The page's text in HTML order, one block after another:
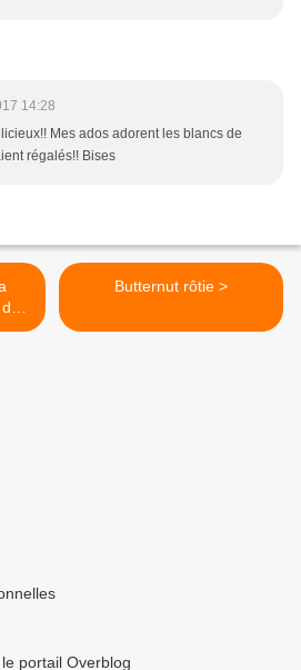
14:28
Mes ados adorent les blancs de
régalés!! Bises
Butternut rôtie >
portail Overblog